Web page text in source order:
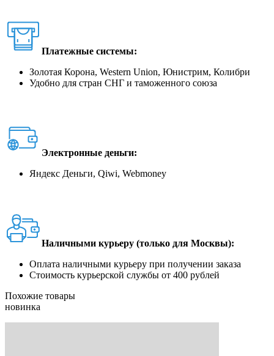
Платежные системы:
Золотая Корона, Western Union, Юнистрим, Колибри
Удобно для стран СНГ и таможенного союза
Электронные деньги:
Яндекс Деньги, Qiwi, Webmoney
Наличными курьеру (только для Москвы):
Оплата наличными курьеру при получении заказа
Стоимость курьерской службы от 400 рублей
Похожие товары
новинка